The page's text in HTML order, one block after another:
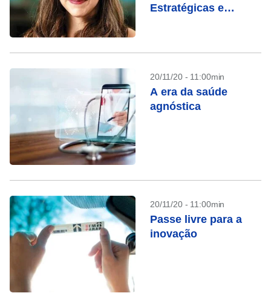
Estratégicas e
Ubisoft
20/11/20 - 11:00min
A era da saúde
agnóstica
20/11/20 - 11:00min
Passe livre para a
inovação